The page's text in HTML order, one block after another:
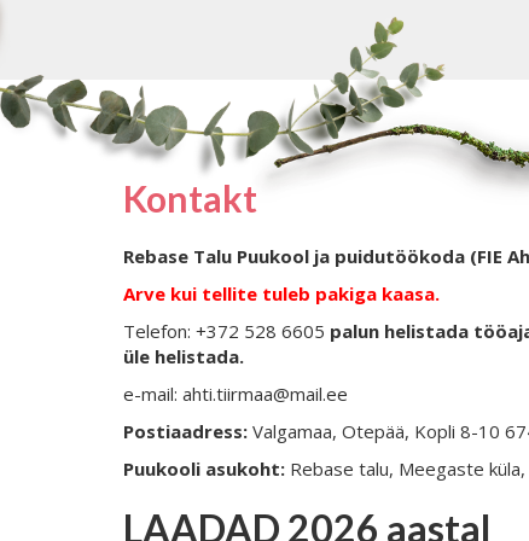
Kontakt
Rebase Talu Puukool ja puidutöökoda (FIE
Arve kui tellite tuleb pakiga kaasa.
Telefon: +372 528 6605 palun helistada
üle helistada.
e-mail: ahti.tiirmaa@mail.ee
Postiaadress: Valgamaa, Otepää, Kopli 8-10
Puukooli asukoht: Rebase talu, Meegaste
LAADAD 2026 aastal